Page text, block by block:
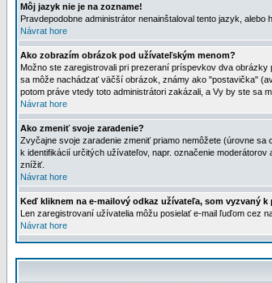
Môj jazyk nie je na zozname!
Pravdepodobne administrátor nenainštaloval tento jazyk,
Návrat hore
Ako zobrazím obrázok pod užívateľským menom?
Možno ste zaregistrovali pri prezeraní príspevkov dva
sa môže nachádzať väčší obrázok, známy ako "postavička"
potom práve vtedy toto administrátori zakázali, a Vy by ste sa
Návrat hore
Ako zmeniť svoje zaradenie?
Zvyčajne svoje zaradenie zmeniť priamo nemôžete (úrovne
k identifikácií určitých užívateľov, napr. označenie
znížiť.
Návrat hore
Keď kliknem na e-mailový odkaz užívateľa, som vyzvaný k
Len zaregistrovaní užívatelia môžu posielať e-mail ľuďom cez
Návrat hore